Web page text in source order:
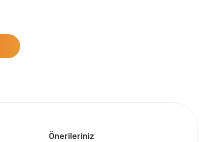
Önerileriniz